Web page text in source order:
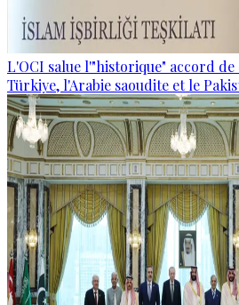
L'OCI salue l'"historique" accord
Türkiye, l'Arabie saoudite et le